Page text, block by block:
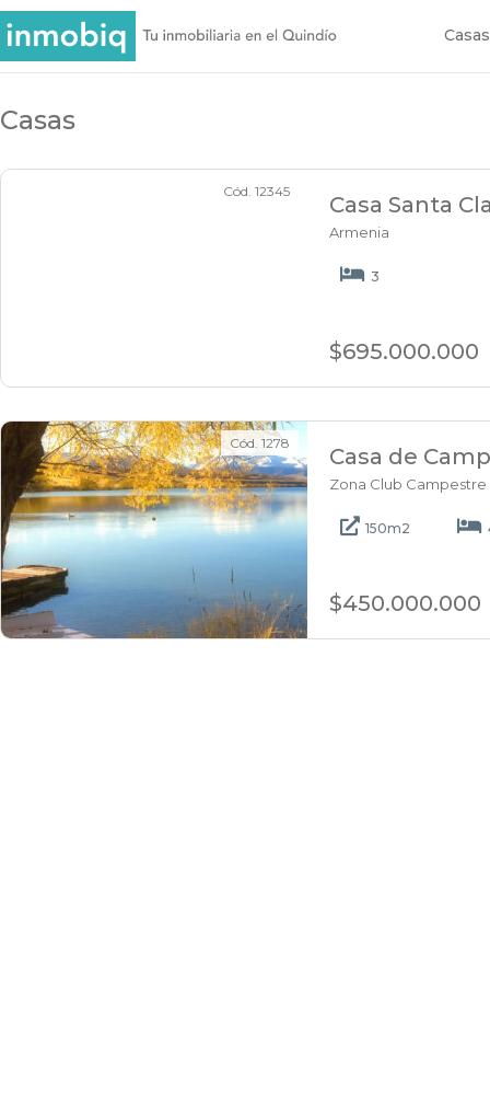
Casas
Casas
Cód. 12345
Casa Santa
Armenia
3
$695.000.000
Cód. 1278
Casa de
Zona Club
150m2
$450.000.000